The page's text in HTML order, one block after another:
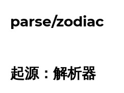
parse/zodiac
起源：解析器